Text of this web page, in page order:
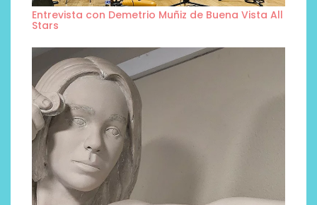
Entrevista con Demetrio Muñiz de Buena Vista All
Stars